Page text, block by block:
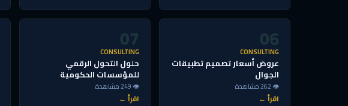
06
CONSULTING
عروض أسعار تصميم تطبيقات
الجوال
👁 262 مشاهدة
اقرأ ←
07
CONSULTING
حلول التحول الرقمي
للمؤسسات الحكومية
👁 249 مشاهدة
اقرأ ←